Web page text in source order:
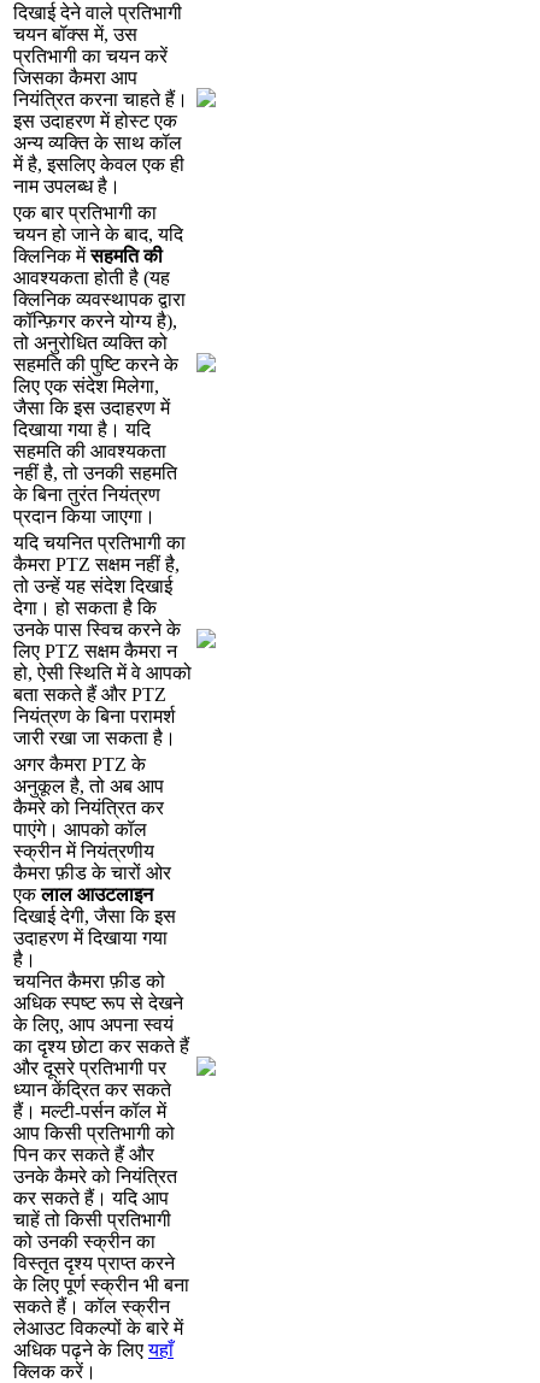
दखई दन वल परतभग
चयन बकस म, उस
परतभग क चयन कर
जसक कमर आप
नयतत करन चहत ह ।
इस उदहरण म हसट एक
अनय वयक क सथ कल
म ह, इसलए कवल एक ह
नम उपलबध ह ।
एक बर परतभग क
चयन ह जन क बद, यद
कनक म सहमत क
आवशयकत हत ह (यह
कनक वयवसथपक दर
कनगर करन यगय ह),
त अनरधत वयक क
सहमत क पष करन क
लए एक सदश मलग,
जस क इस उदहरण म
दखय गय ह । यद
सहमत क आवशयकत
नह ह, त उनक सहमत
क बन तरत नयतरण
परदन कय जएग ।
यद चयनत परतभग क
कमर PTZ सकम नह ह,
त उनह यह सदश दखई
दग । ह सकत ह क
उनक पस सच करन क
लए PTZ सकम कमर न
ह, ऐस सत म व आपक
बत सकत ह और PTZ
नयतरण क बन परमर
जर रख ज सकत ह ।
अगर कमर PTZ क
अनकल ह, त अब आप
कमर क नयतत कर
पएग। आपक कल
सकरन म नयतरणय
कमर फड क चर ओर
एक लल आउटलइन
दखई दग, जस क इस
उदहरण म दखय गय
ह ।
चयनत कमर फड क
अधक सपषट रप स दखन
क लए, आप अपन सवय
क दशय छट कर सकत ह
और दसर परतभग पर
धयन कदत कर सकत
ह । मलट-परन कल म
आप कस परतभग क
पन कर सकत ह और
उनक कमर क नयतत
कर सकत ह । यद आप
चह त कस परतभग
क उनक सकरन क
वसतत दशय परपत करन
क लए पर सकरन भ बन
सकत ह । कल सकरन
लआउट वकलप क बर म
अधक पढन क लए यह
कक कर।